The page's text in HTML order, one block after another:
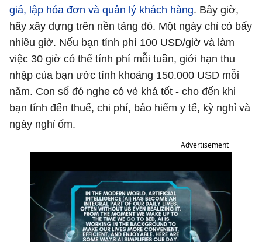
giá, lập hóa đơn và quản lý khách hàng. Bây giờ,
hãy xây dựng trên nền tảng đó. Một ngày chỉ có bấy
nhiêu giờ. Nếu bạn tính phí 100 USD/giờ và làm
việc 30 giờ có thể tính phí mỗi tuần, giới hạn thu
nhập của bạn ước tính khoảng 150.000 USD mỗi
năm. Con số đó nghe có vẻ khá tốt - cho đến khi
bạn tính đến thuế, chi phí, bảo hiểm y tế, kỳ nghỉ và
ngày nghỉ ốm.
Advertisement